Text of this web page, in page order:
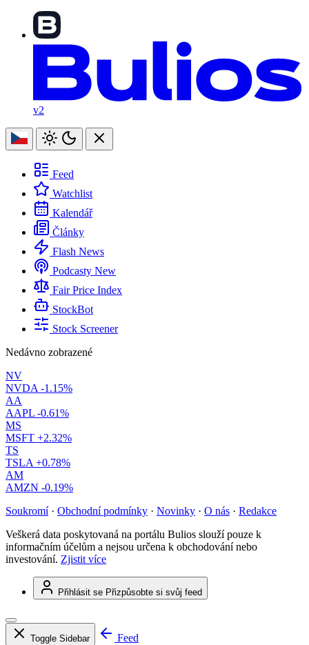
v2
Feed
Watchlist
Kalendář
Články
Flash News
Podcasty New
Fair Price Index
StockBot
Stock Screener
Nedávno zobrazené
NV
NVDA -1.15%
AA
AAPL -0.61%
MS
MSFT +2.32%
TS
TSLA +0.78%
AM
AMZN -0.19%
Soukromí · Obchodní podmínky · Novinky · O nás · Redakce
Veškerá data poskytovaná na portálu Bulios slouží pouze k
informačním účelům a nejsou určena k obchodování nebo
investování. Zjistit více
Přihlásit se Přizpůsobte si svůj feed
Toggle Sidebar
Feed